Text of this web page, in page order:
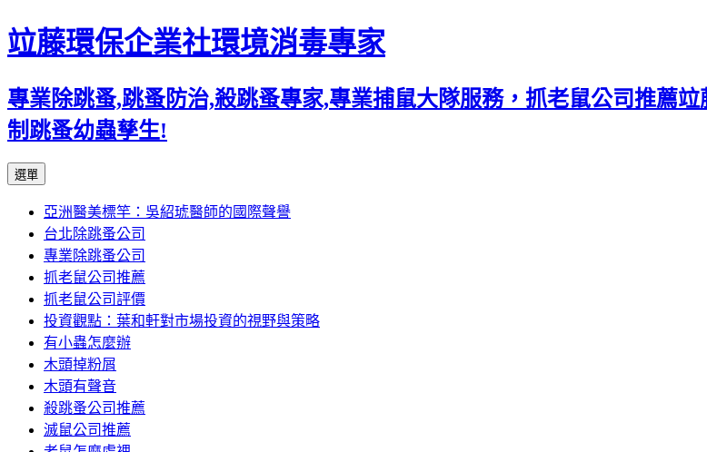
竝藤環保企業社環境消毒專家
專業除跳蚤,跳蚤防治,殺跳蚤專家,專業捕鼠大隊服務，抓老鼠公司推薦
制跳蚤幼蟲孳生!
選單
內
容
區
亞洲醫美標竿：吳紹琥醫師的國際聲譽
台北除跳蚤公司
專業除跳蚤公司
抓老鼠公司推薦
抓老鼠公司評價
投資觀點：葉和軒對市場投資的視野與策略
有小蟲怎麼辦
木頭掉粉屑
木頭有聲音
殺跳蚤公司推薦
滅鼠公司推薦